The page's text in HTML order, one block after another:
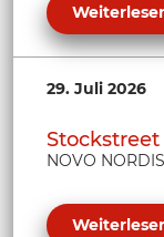
29. Juli 2026
NOVO